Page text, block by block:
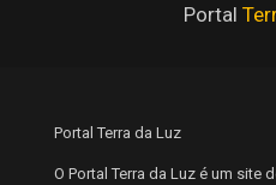
Portal
Portal Terra da Luz
O Portal Terra da Luz é um site